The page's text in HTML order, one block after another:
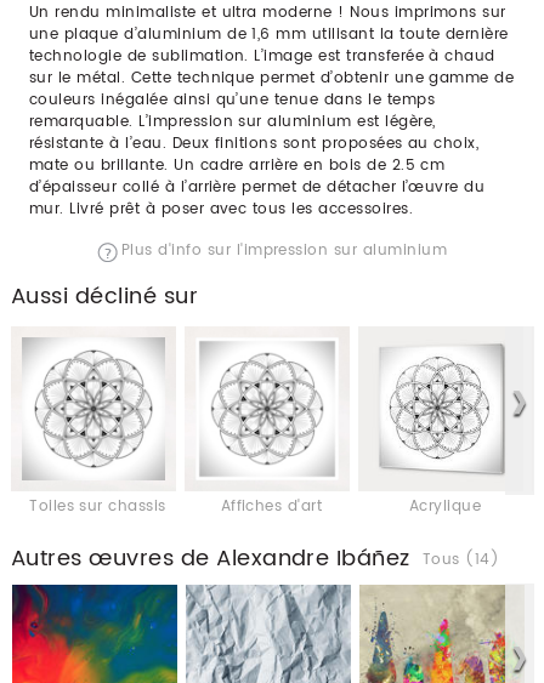
Un rendu minimaliste et ultra moderne ! Nous imprimons sur
une plaque d’aluminium de 1,6 mm utilisant la toute dernière
technologie de sublimation. L’image est transferée à chaud
sur le métal. Cette technique permet d’obtenir une gamme de
couleurs inégalée ainsi qu’une tenue dans le temps
remarquable. L’impression sur aluminium est légère,
résistante à l’eau. Deux finitions sont proposées au choix,
mate ou brillante. Un cadre arrière en bois de 2.5 cm
d’épaisseur collé à l’arrière permet de détacher l’œuvre du
mur. Livré prêt à poser avec tous les accessoires.
Plus d'info sur l'impression sur aluminium
Aussi décliné sur
Toiles sur chassis Affiches d'art Acrylique
Autres œuvres de Alexandre Ibáñez Tous (14)